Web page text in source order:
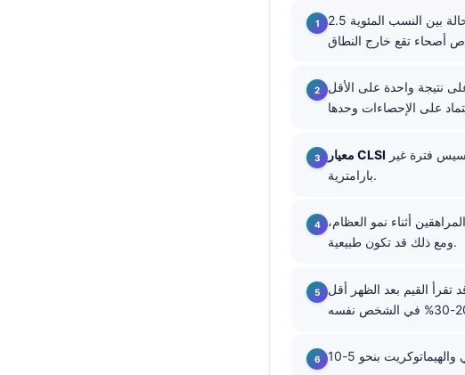
تمتد معظم فترات الإحالة بين النسب المئوية 2.5th-97.5th، لذا فإن نحو 1 من كل 20 نتيجة لدى
على نتيجة واحدة على الأقل
معيار CLSI
بارامترية.
لدى المراهقين أثناء نمو العظام،
ومع ذلك قد تكون طبيعية.
القيم بعد الظهر أقل